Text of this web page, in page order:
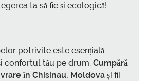
ta să fie și ecologică!
potrivite este esențială
confortul tău pe drum. Cumpără
în Chisinau, Moldova și fii